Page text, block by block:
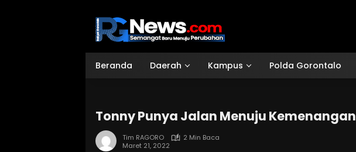
Beranda Daerah Kampus Polda Gorontalo
Tonny Punya Jalan Menuju Kemenangan
Tim RAGORO
2 Min Baca
Maret 21, 2022